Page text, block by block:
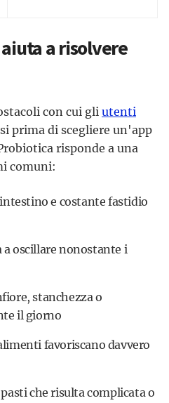
a risolvere
con cui gli utenti
prima di scegliere un'app
risponde a una
comuni:
e costante fastidio
a oscillare nonostante i
stanchezza o
il giorno
favoriscano davvero
che risulta complicata o